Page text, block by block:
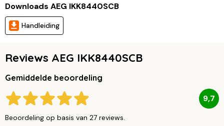
Downloads AEG IKK8440SCB
Handleiding
Reviews AEG IKK8440SCB
Gemiddelde beoordeling
9,7
Beoordeling op basis van 27 reviews.